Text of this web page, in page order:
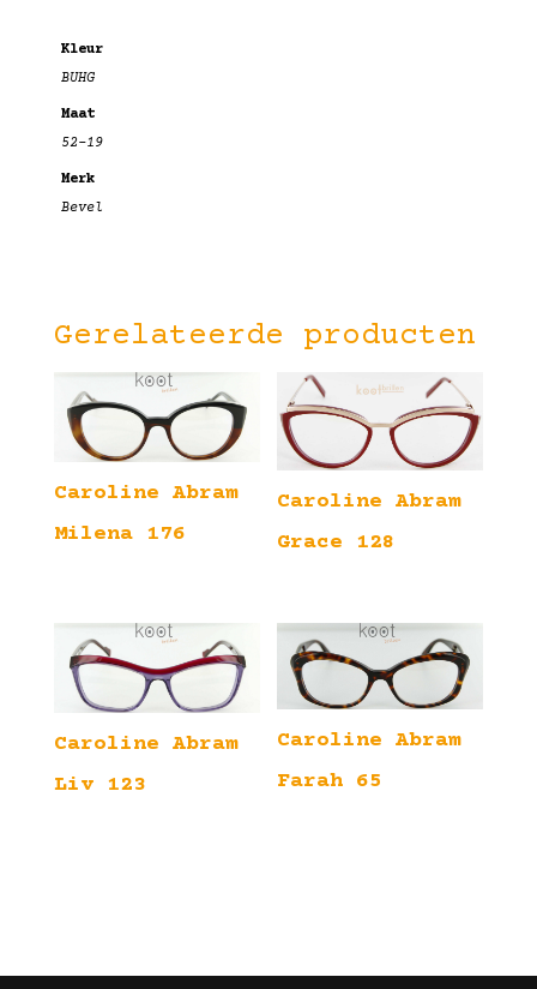
Kleur
BUHG
Maat
52-19
Merk
Bevel
Gerelateerde producten
Caroline Abram
Milena 176
Caroline Abram
Grace 128
Caroline Abram
Liv 123
Caroline Abram
Farah 65